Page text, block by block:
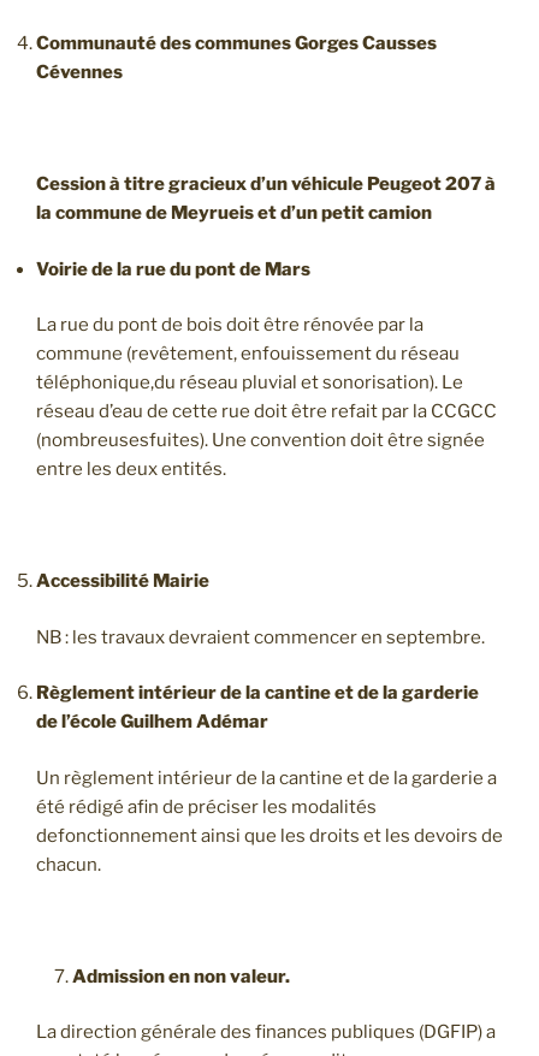
Communauté des communes Gorges Causses
Cévennes
Cessionà titre gracieux d’un véhicule Peugeot 207 à
la commune de Meyrueis et d’un petit camion
Voirie de la rue du pont de Mars
La rue du pont de bois doit être rénovée par la
commune (revêtement, enfouissement du réseau
téléphonique,du réseau pluvial et sonorisation). Le
réseau d’eau de cette rue doit être refait par la CCGCC
(nombreusesfuites). Une convention doit être signée
entre les deux entités.
Accessibilité Mairie
NB : les travaux devraient commencer en septembre.
Règlement intérieur de la cantine et de la garderie
de l’école Guilhem Adémar
Un règlement intérieur de la cantine et de la garderie a
été rédigé afin de préciser les modalités
defonctionnement ainsi que les droits et les devoirs de
chacun.
7.Admission en non valeur.
La direction générale des finances publiques (DGFIP) a